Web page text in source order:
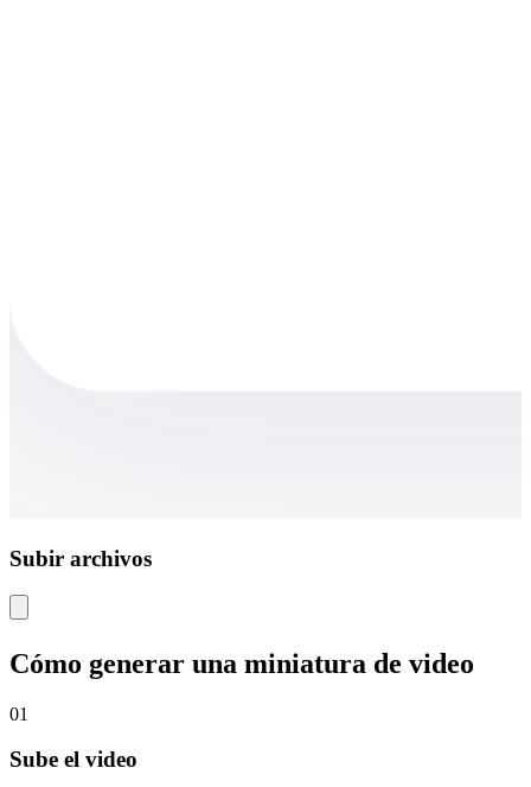
Subir archivos
Cómo generar una miniatura de video
01
Sube el video